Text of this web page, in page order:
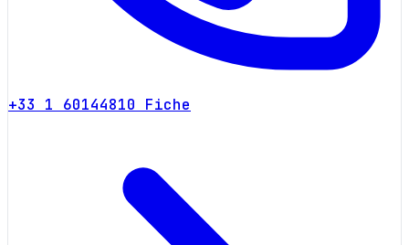
+33 1 60144810 Fiche